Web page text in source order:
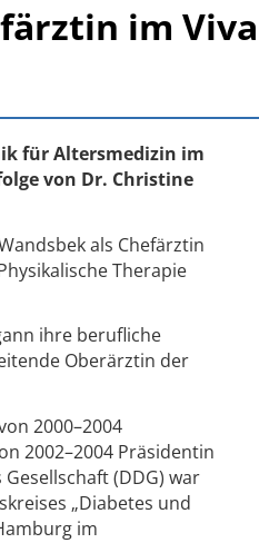
im
für Altersmedizin im
von Dr. Christine
als Chefärztin
Therapie
ihre berufliche
Oberärztin der
2000–2004
2002–2004 Präsidentin
(DDG) war
„Diabetes und
im